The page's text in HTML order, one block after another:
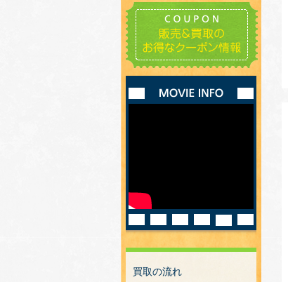
買取の流れ